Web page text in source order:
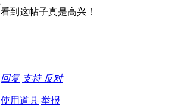
看到这帖子真是高兴！
回复 支持 反对
使用道具 举报